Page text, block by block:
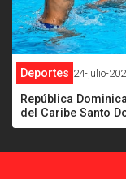
Deportes 24-julio-
República
del Caribe Santo